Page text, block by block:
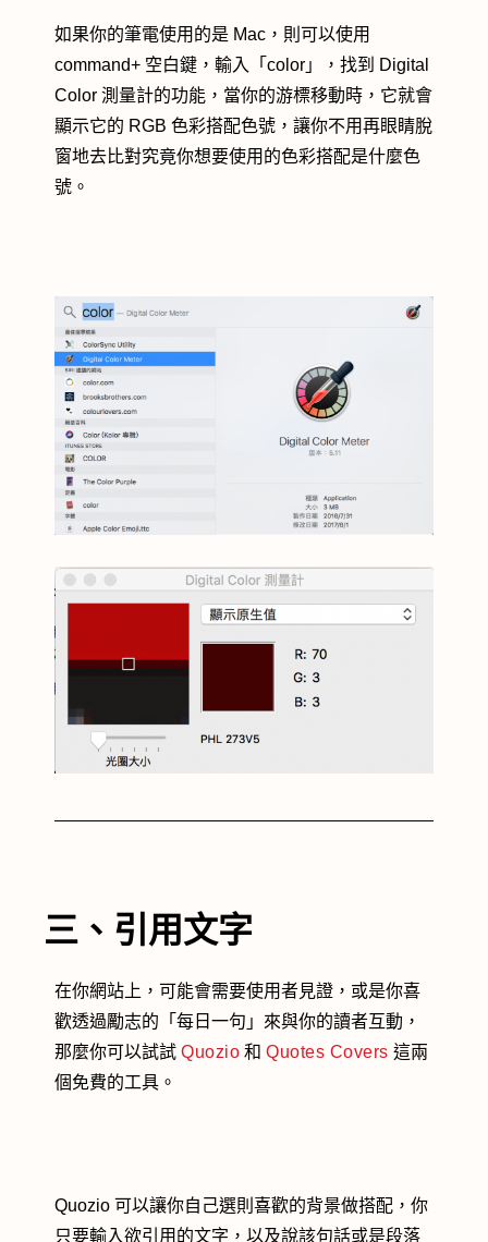
如果你的筆電使用的是 Mac，則可以使用
command+ 空白鍵，輸入「color」，找到 Digital
Color 測量計的功能，當你的游標移動時，它就會
顯示它的 RGB 色彩搭配色號，讓你不用再眼睛脫
窗地去比對究竟你想要使用的色彩搭配是什麼色
號。
三、引用文字
在你網站上，可能會需要使用者見證，或是你喜
歡透過勵志的「每日一句」來與你的讀者互動，
那麼你可以試試 Quozio 和 Quotes Covers 這兩
個免費的工具。
Quozio 可以讓你自己選則喜歡的背景做搭配，你
只要輸入欲引用的文字，以及說該句話或是段落